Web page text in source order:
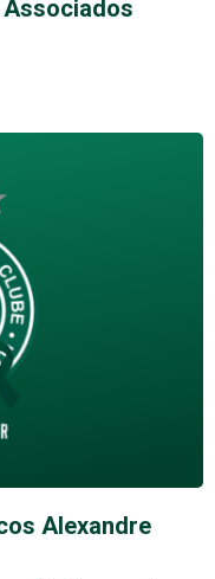
Alexandre